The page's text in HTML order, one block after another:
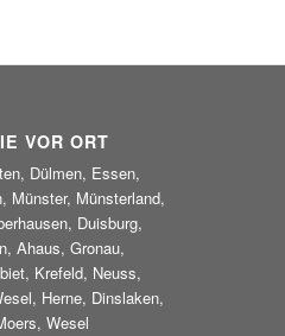
VOR ORT
Dülmen, Essen,
Münster, Münsterland,
Duisburg,
Ahaus, Gronau,
Krefeld, Neuss,
Herne, Dinslaken,
Wesel